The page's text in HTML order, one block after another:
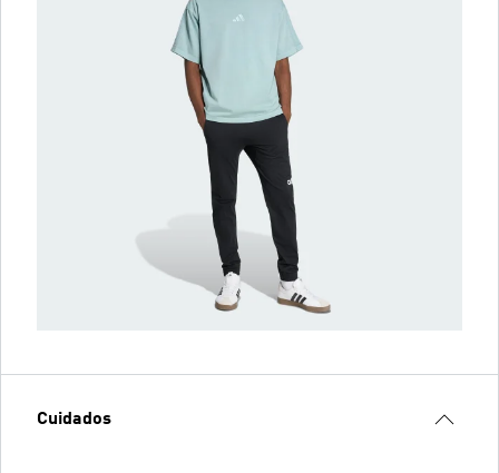
Cuidados